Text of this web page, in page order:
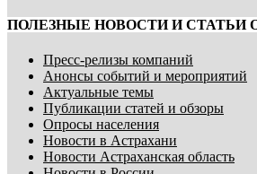
ПОЛЕЗНЫЕ НОВОСТИ И СТАТЬИ
Пресс-релизы компаний
Анонсы событий и мероприятий
Актуальные темы
Публикации статей и обзоры
Опросы населения
Новости в Астрахани
Новости Астраханская область